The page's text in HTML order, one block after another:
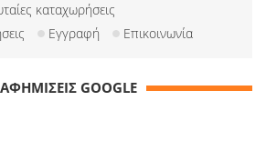
καταχωρήσεις
Εγγραφή Επικοινωνία
GOOGLE